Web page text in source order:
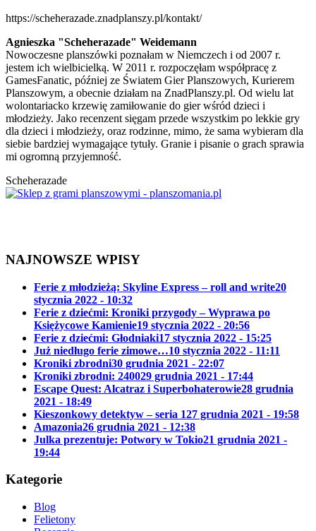
https://scheherazade.znadplanszy.pl/kontakt/
Agnieszka "Scheherazade" Weidemann
Nowoczesne planszówki poznałam w Niemczech i od 2007 r.
jestem ich wielbicielką. W 2011 r. rozpoczęłam współpracę z
GamesFanatic, później ze Światem Gier Planszowych, Kurierem
Planszowym, a obecnie działam na ZnadPlanszy.pl. Od wielu lat
wolontariacko krzewię zamiłowanie do gier wśród dzieci i
młodzieży. Jako recenzent sięgam przede wszystkim po lekkie gry
dla dzieci i młodzieży, oraz rodzinne, mimo, że sama wybieram dla
siebie bardziej wymagające tytuły. Granie i pisanie o grach sprawia
mi ogromną przyjemność.
Scheherazade
NAJNOWSZE WPISY
Ferie z młodzieżą: Skyline Express – roll and write20
stycznia 2022 - 10:32
Ferie z dziećmi: Kroniki przygody – Wyprawa po
Księżycowe Kamienie19 stycznia 2022 - 20:56
Ferie z dziećmi: Głodniaki17 stycznia 2022 - 15:25
Już niedługo ferie zimowe…10 stycznia 2022 - 11:11
Kroniki zbrodni30 grudnia 2021 - 22:07
Kroniki zbrodni: 240029 grudnia 2021 - 17:44
Escape Quest: Alcatraz i Superbohaterowie28 grudnia
2021 - 18:49
Kieszonkowy detektyw – seria 127 grudnia 2021 - 19:58
Amazonia26 grudnia 2021 - 12:38
Julka prezentuje: Potwory w Tokio21 grudnia 2021 -
19:44
Kategorie
Blog
Felietony